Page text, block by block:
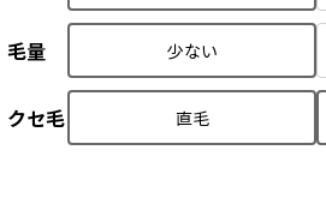
毛量 少ない
クセ毛 直毛